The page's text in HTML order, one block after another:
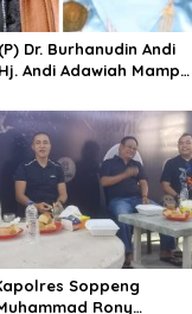
Dr. Burhanudin Andi
Andi Adawiah Mampu
Soppeng
Rony